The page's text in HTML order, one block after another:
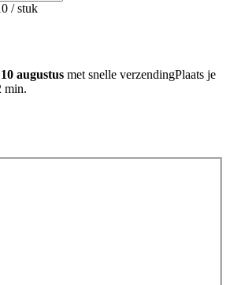
/ stuk
augustus met snelle verzendingPlaats je
min.